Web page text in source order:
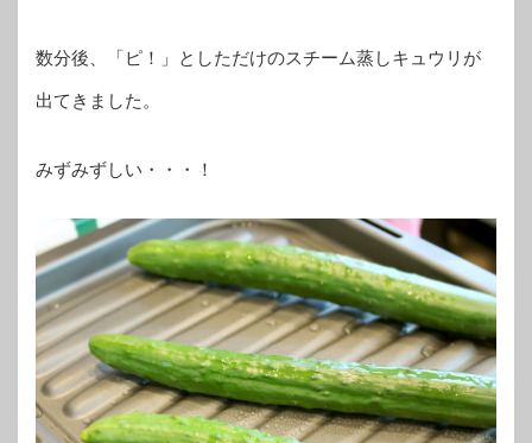
数分後、「ピ！」としただけのスチーム蒸しキュウリが
出てきました。
みずみずしい・・・！